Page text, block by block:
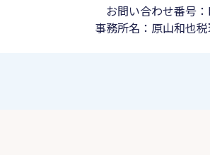
お問い合わせ番号
事務所名：原山和也